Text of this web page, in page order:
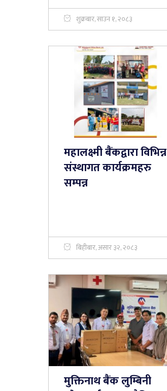
शुक्रबार, साउन १, २०८३
महालक्ष्मी बैंकद्वारा विभिन्न
संस्थागत कार्यक्रमहरु
सम्पन्न
बिहीबार, असार ३२, २०८३
मुक्तिनाथ बैंक लुम्बिनी